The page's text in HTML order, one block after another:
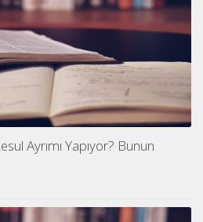
Ayrımı Yapıyor? Bunun